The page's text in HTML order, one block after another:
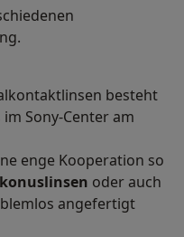
besteht
Sony-Center am
enge Kooperation so
oder auch
angefertigt